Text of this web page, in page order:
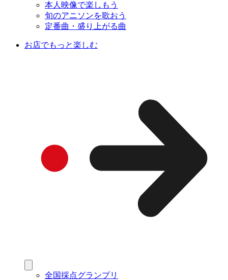
本人映像で楽しもう
旬のアニソンを歌おう
定番曲・盛り上がる曲
お店でもっと楽しむ
全国採点グランプリ